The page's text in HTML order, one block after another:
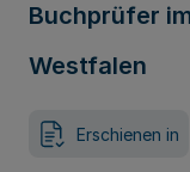
Buchprüfer
Westfalen
Erschienen in